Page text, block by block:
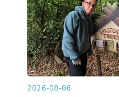
2026-08-06